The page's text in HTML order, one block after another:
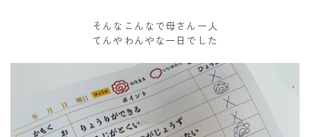
そんなこんなで母さん一人
てんやわんやな一日でした